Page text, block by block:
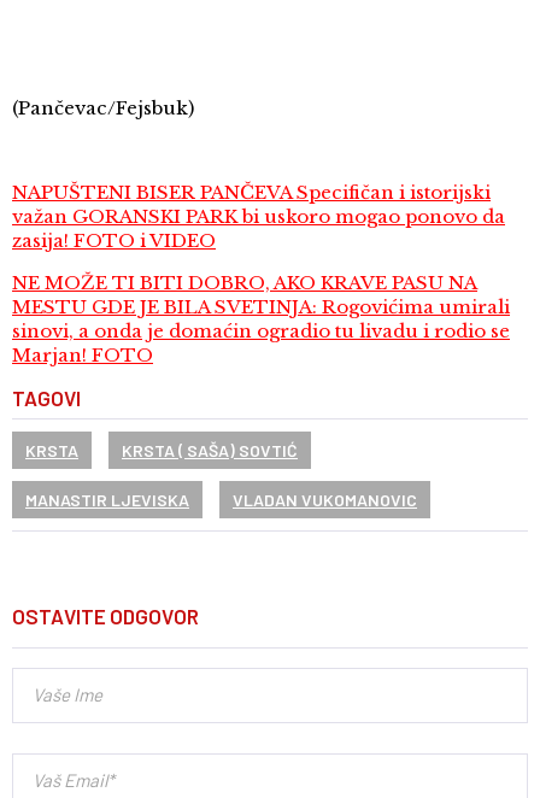
(Pančevac/Fejsbuk)
NAPUŠTENI BISER PANČEVA Specifičan i istorijski
važan GORANSKI PARK bi uskoro mogao ponovo da
zasija! FOTO i VIDEO
NE MOŽE TI BITI DOBRO, AKO KRAVE PASU NA
MESTU GDE JE BILA SVETINJA: Rogovićima umirali
sinovi, a onda je domaćin ogradio tu livadu i rodio se
Marjan! FOTO
TAGOVI
KRSTA KRSTA ( SAŠA) SOVTIĆ
MANASTIR LJEVISKA VLADAN VUKOMANOVIC
OSTAVITE ODGOVOR